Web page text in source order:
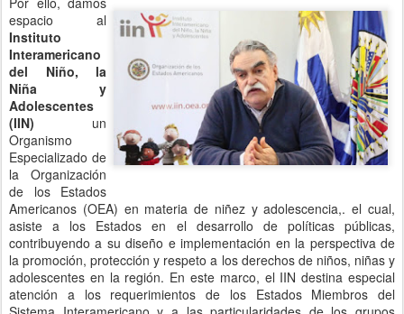
Sistema Interamericano y a las particularidades de los grupos
regionales.
Un organismo que desde 1927, viene consolidándose como un
referente a nivel Regional en el desarrollo de acciones que se
articulan desde el reconocimiento de los derechos de la niñez y
juventud.
Hablamos sobre modelos de participación de NNyA; las violencias,
sistema penal juvenil, y el estado de la infancia en las Américas.
Giorginos
compartió el
material sobre
"Las Líneas de
Ayuda para
Niñas, Niños y